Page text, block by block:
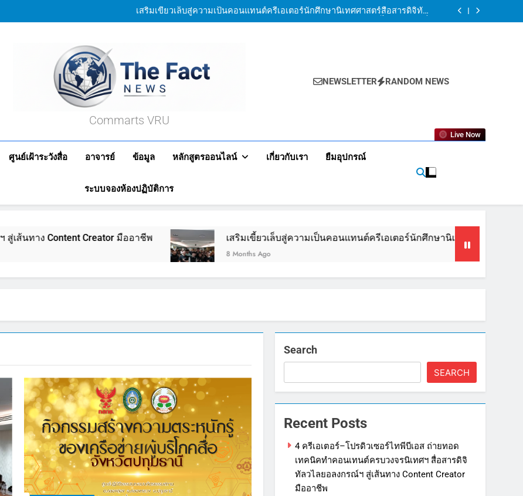
สื่อสารดิจิทัลวไลยอลงกรณ์ฯ สู่เส้นทาง Content Creator มืออาชีพ
เสริมเขี้ยวเล็บสู่ความเป็นคอนแทนต์ครีเอเตอร์นักศึกษานิเทศศาสตร์สื่อสารดิจิทัลว
ไลยอลงกรณ์ฯ
นักศึกษาสื่อสารดิจิทัล มหาวิทยาลัยราชภัฏวไลยอลงกรณ์ฯ ร่วมงาน iCreator
นักศึกษาสื่อสารดิจิทัล มหาวิทยาลัยราชภัฏวไลยอลงกรณ์ฯ ร่วมงาน iCreator
อ.ศราวุฒิ ลงพื้นที่วิจัยเก็บข้อมูลเชิงลึก เพื่อพัฒนาพิพิธภัณฑ์เสมือนจริง
The Fact News
Commarts VRU
NEWSLETTER RANDOM NEWS
Live Now
ศูนย์เฝ้าระวังสื่อ อาจารย์ ข้อมูล หลักสูตรออนไลน์ เกี่ยวกับเรา ยืมอุปกรณ์
ระบบจองห้องปฏิบัติการ
Creator มืออาชีพ เสริมเขี้ยวเล็บสู่ความเป็นคอนแทนต์ครีเอเตอร์นักศึกษานิเทศศาสตร์สื่อสารดิจิทัลวไล
8 Months Ago
Search
SEARCH
Recent Posts
4 ครีเอเตอร์–โปรดิวเซอร์ไทพีบีเอส ถ่ายทอด
เทคนิคทำคอนเทนต์ครบวงจรนิเทศฯ สื่อสารดิจิ
ทัลวไลยอลงกรณ์ฯ สู่เส้นทาง Content Creator
มืออาชีพ